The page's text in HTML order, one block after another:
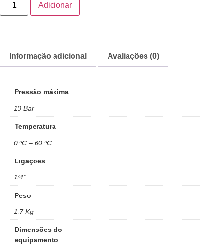
Adicionar
Informação adicional Avaliações (0)
Pressão máxima
10 Bar
Temperatura
0 ºC – 60 ºC
Ligações
1/4''
Peso
1,7 Kg
Dimensões do
equipamento